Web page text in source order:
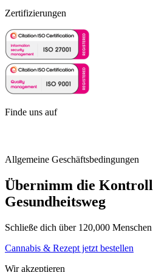
Zertifizierungen
Finde uns auf
Allgemeine Geschäftsbedingungen
Übernimm die
Gesundheitsweg
Schließe dich über 120,000
Cannabis & Rezept jetzt bestellen
Wir akzeptieren